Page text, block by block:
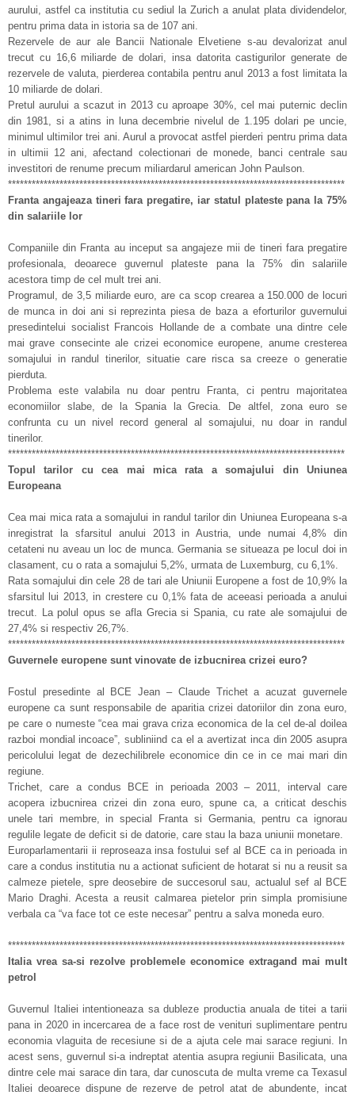
aurului, astfel ca institutia cu sediul la Zurich a anulat plata dividendelor,
pentru prima data in istoria sa de 107 ani.
Rezervele de aur ale Bancii Nationale Elvetiene s-au devalorizat anul
trecut cu 16,6 miliarde de dolari, insa datorita castigurilor generate de
rezervele de valuta, pierderea contabila pentru anul 2013 a fost limitata la
10 miliarde de dolari.
Pretul aurului a scazut in 2013 cu aproape 30%, cel mai puternic declin
din 1981, si a atins in luna decembrie nivelul de 1.195 dolari pe uncie,
minimul ultimilor trei ani. Aurul a provocat astfel pierderi pentru prima data
in ultimii 12 ani, afectand colectionari de monede, banci centrale sau
investitori de renume precum miliardarul american John Paulson.
*************************************************************************************
Franta angajeaza tineri fara pregatire, iar statul plateste pana la 75%
din salariile lor
Companiile din Franta au inceput sa angajeze mii de tineri fara pregatire
profesionala, deoarece guvernul plateste pana la 75% din salariile
acestora timp de cel mult trei ani.
Programul, de 3,5 miliarde euro, are ca scop crearea a 150.000 de locuri
de munca in doi ani si reprezinta piesa de baza a eforturilor guvernului
presedintelui socialist Francois Hollande de a combate una dintre cele
mai grave consecinte ale crizei economice europene, anume cresterea
somajului in randul tinerilor, situatie care risca sa creeze o generatie
pierduta.
Problema este valabila nu doar pentru Franta, ci pentru majoritatea
economiilor slabe, de la Spania la Grecia. De altfel, zona euro se
confrunta cu un nivel record general al somajului, nu doar in randul
tinerilor.
*************************************************************************************
Topul tarilor cu cea mai mica rata a somajului din Uniunea
Europeana
Cea mai mica rata a somajului in randul tarilor din Uniunea Europeana s-a
inregistrat la sfarsitul anului 2013 in Austria, unde numai 4,8% din
cetateni nu aveau un loc de munca. Germania se situeaza pe locul doi in
clasament, cu o rata a somajului 5,2%, urmata de Luxemburg, cu 6,1%.
Rata somajului din cele 28 de tari ale Uniunii Europene a fost de 10,9% la
sfarsitul lui 2013, in crestere cu 0,1% fata de aceeasi perioada a anului
trecut. La polul opus se afla Grecia si Spania, cu rate ale somajului de
27,4% si respectiv 26,7%.
*************************************************************************************
Guvernele europene sunt vinovate de izbucnirea crizei euro?
Fostul presedinte al BCE Jean – Claude Trichet a acuzat guvernele
europene ca sunt responsabile de aparitia crizei datoriilor din zona euro,
pe care o numeste “cea mai grava criza economica de la cel de-al doilea
razboi mondial incoace”, subliniind ca el a avertizat inca din 2005 asupra
pericolului legat de dezechilibrele economice din ce in ce mai mari din
regiune.
Trichet, care a condus BCE in perioada 2003 – 2011, interval care
acopera izbucnirea crizei din zona euro, spune ca, a criticat deschis
unele tari membre, in special Franta si Germania, pentru ca ignorau
regulile legate de deficit si de datorie, care stau la baza uniunii monetare.
Europarlamentarii ii reproseaza insa fostului sef al BCE ca in perioada in
care a condus institutia nu a actionat suficient de hotarat si nu a reusit sa
calmeze pietele, spre deosebire de succesorul sau, actualul sef al BCE
Mario Draghi. Acesta a reusit calmarea pietelor prin simpla promisiune
verbala ca “va face tot ce este necesar” pentru a salva moneda euro.
*************************************************************************************
Italia vrea sa-si rezolve problemele economice extragand mai mult
petrol
Guvernul Italiei intentioneaza sa dubleze productia anuala de titei a tarii
pana in 2020 in incercarea de a face rost de venituri suplimentare pentru
economia vlaguita de recesiune si de a ajuta cele mai sarace regiuni. In
acest sens, guvernul si-a indreptat atentia asupra regiunii Basilicata, una
dintre cele mai sarace din tara, dar cunoscuta de multa vreme ca Texasul
Italiei deoarece dispune de rezerve de petrol atat de abundente, incat